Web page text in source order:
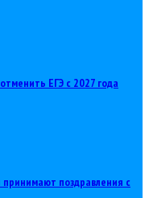
ЕГЭ с 2027 года
поздравления с